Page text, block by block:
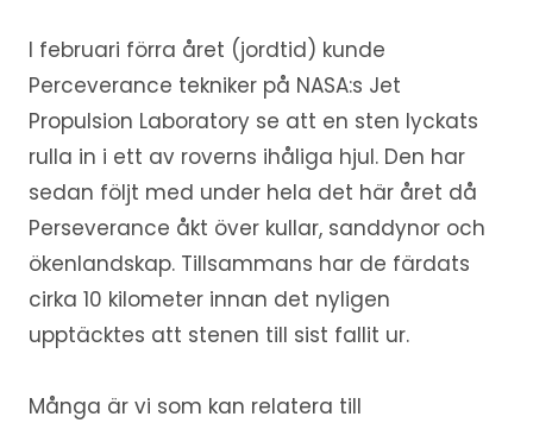
I februari förra året (jordtid) kunde
Perceverance tekniker på NASA:s Jet
Propulsion Laboratory se att en sten lyckats
rulla in i ett av roverns ihåliga hjul. Den har
sedan följt med under hela det här året då
Perseverance åkt över kullar, sanddynor och
ökenlandskap. Tillsammans har de färdats
cirka 10 kilometer innan det nyligen
upptäcktes att stenen till sist fallit ur.
Många är vi som kan relatera till